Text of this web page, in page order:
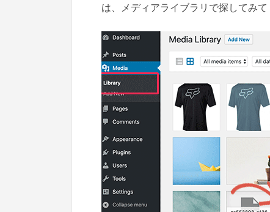
は、メディアライブラリで探してみて